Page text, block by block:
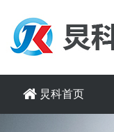
炅科首页